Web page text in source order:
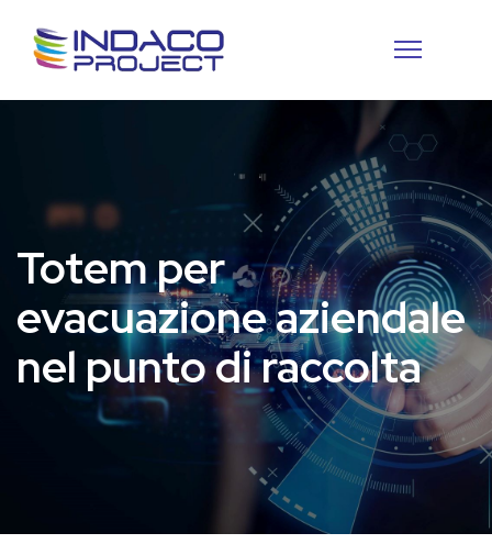
Totem per
evacuazione aziendale
nel punto di raccolta